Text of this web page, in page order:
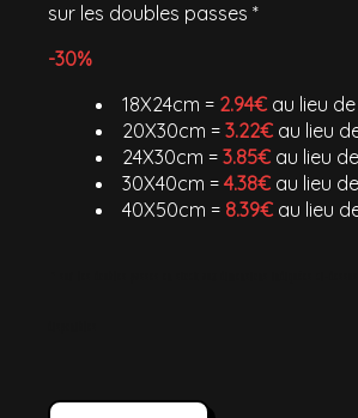
sur les doubles passes *
-30%
18X24cm = 2.94€ au lieu
20X30cm = 3.22€ au lieu
24X30cm = 3.85€ au lieu
30X40cm = 4.38€ au lieu
40X50cm = 8.39€ au lieu